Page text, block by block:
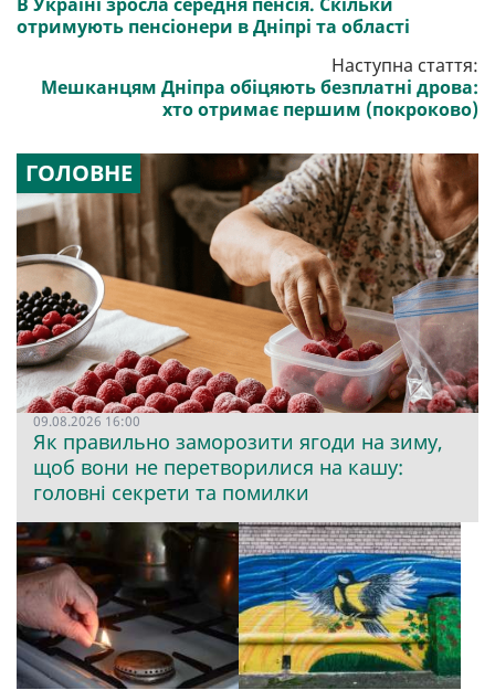
отримують пенсіонери в Дніпрі та області
Наступна стаття:
Мешканцям Дніпра обіцяють безплатні дрова:
хто отримає першим (покроково)
ГОЛОВНЕ
09.08.2026 16:00
Як правильно заморозити ягоди на зиму,
щоб вони не перетворилися на кашу:
головні секрети та помилки